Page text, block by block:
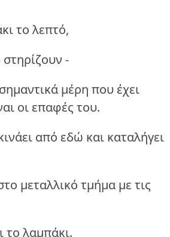
το λεπτό,
-
μέρη που έχει
οι επαφές του.
από εδώ και καταλήγει
μεταλλικό τμήμα με τις
το λαμπάκι.